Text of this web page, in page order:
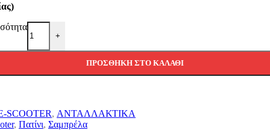
+
ΠΡΟΣΘΉΚΗ ΣΤΟ ΚΑΛΆΘΙ
, ΑΝΤΑΛΛΑΚΤΙΚΑ
, Πατίνι, Σαμπρέλα